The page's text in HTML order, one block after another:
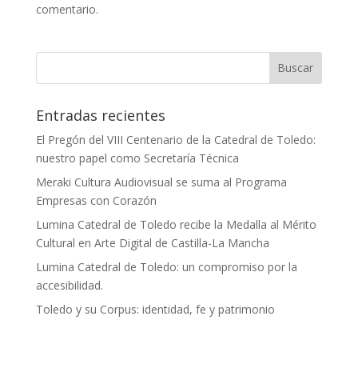
comentario.
Entradas recientes
El Pregón del VIII Centenario de la Catedral de Toledo:
nuestro papel como Secretaría Técnica
Meraki Cultura Audiovisual se suma al Programa
Empresas con Corazón
Lumina Catedral de Toledo recibe la Medalla al Mérito
Cultural en Arte Digital de Castilla-La Mancha
Lumina Catedral de Toledo: un compromiso por la
accesibilidad.
Toledo y su Corpus: identidad, fe y patrimonio